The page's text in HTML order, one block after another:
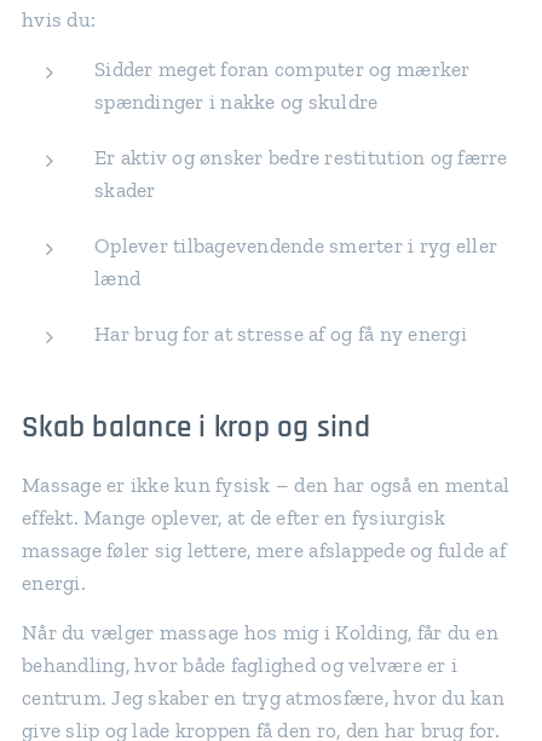
hvis du:
Sidder meget foran computer og mærker
spændinger i nakke og skuldre
Er aktiv og ønsker bedre restitution og færre
skader
Oplever tilbagevendende smerter i ryg eller
lænd
Har brug for at stresse af og få ny energi
Skab balance i krop og sind
Massage er ikke kun fysisk – den har også en mental
effekt. Mange oplever, at de efter en fysiurgisk
massage føler sig lettere, mere afslappede og fulde af
energi.
Når du vælger massage hos mig i Kolding, får du en
behandling, hvor både faglighed og velvære er i
centrum. Jeg skaber en tryg atmosfære, hvor du kan
give slip og lade kroppen få den ro, den har brug for.